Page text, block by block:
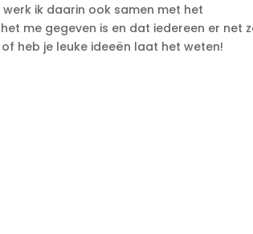
ik daarin ook samen met het
me gegeven is en dat iedereen er net
heb je leuke ideeën laat het weten!